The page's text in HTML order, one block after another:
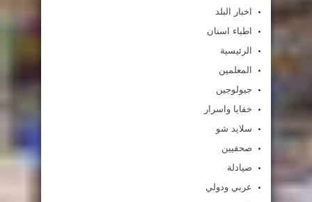
اخبار البلد
اطباء اسنان
الرئيسية
المعلمين
جيولوجين
خفايا واسرار
سلايد شو
صحفيين
صيادلة
عربي ودولي